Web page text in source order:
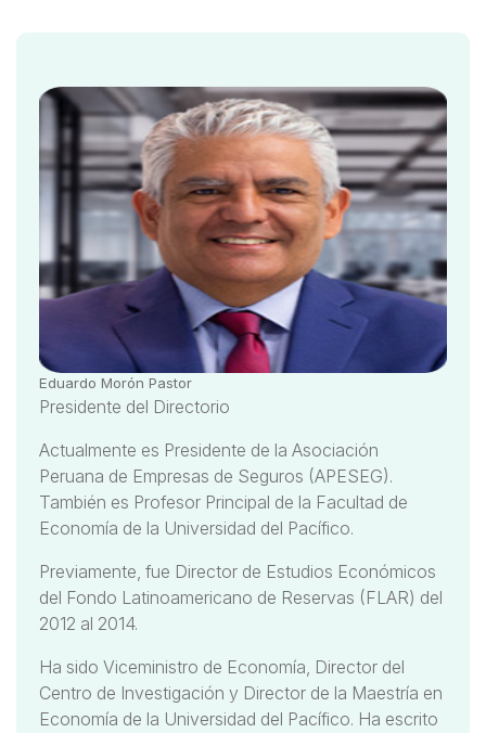
Eduardo Morón Pastor
Presidente del Directorio
Actualmente es Presidente de la Asociación
Peruana de Empresas de Seguros (APESEG).
También es Profesor Principal de la Facultad de
Economía de la Universidad del Pacífico.
Previamente, fue Director de Estudios Económicos
del Fondo Latinoamericano de Reservas (FLAR) del
2012 al 2014.
Ha sido Viceministro de Economía, Director del
Centro de Investigación y Director de la Maestría en
Economía de la Universidad del Pacífico. Ha escrito